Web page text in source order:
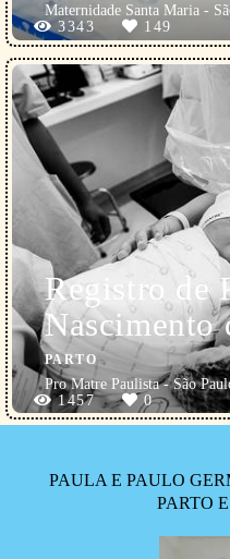
Maternidade Santa Maria -
3343
149
Registro de
Nascimento
PARTO
Pro Matre Paulista - São
1457
0
PAULA E PAULO
PARTO